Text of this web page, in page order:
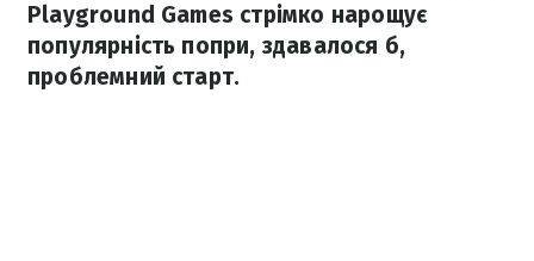
Playground Games стрімко нарощує
популярність попри, здавалося б,
проблемний старт.